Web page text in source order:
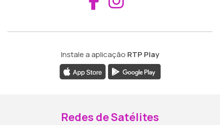
Instale a aplicação RTP Play
Redes de Satélites